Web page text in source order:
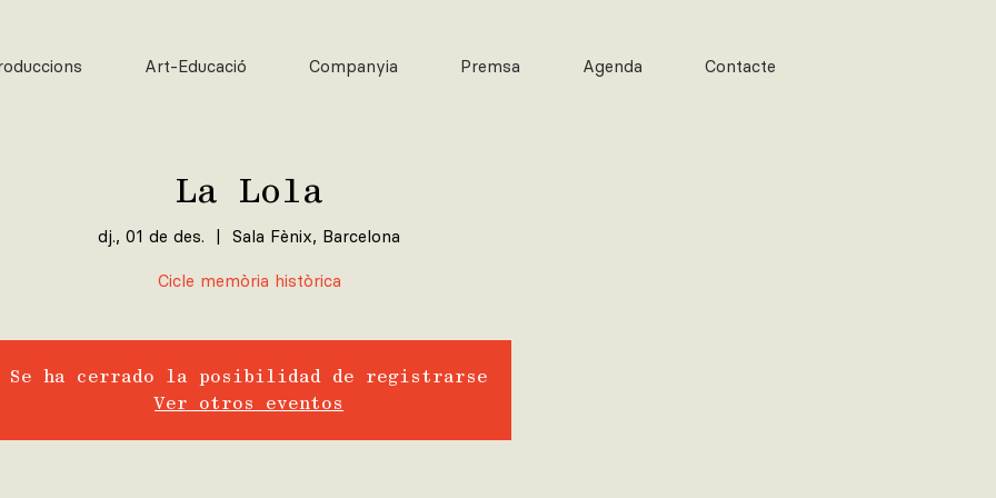
Art-Educació Companyia Premsa Agenda Contacte
La Lola
dj., 01 de des. Sala Fènix, Barcelona
Cicle memòria històrica
Se ha cerrado la posibilidad de registrarse
Ver otros eventos